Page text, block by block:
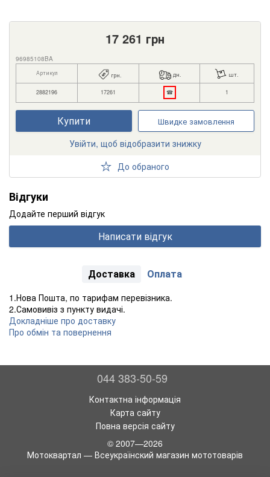
17 261 грн
96985108BA
Артикул грн. дн. шт.
2882196 17261 ☎ 1
Купити Швидке замовлення
Увійти, щоб відобразити знижку
До обраного
Відгуки
Додайте перший відгук
Написати відгук
Доставка Оплата
1.Нова Пошта, по тарифам перевізника.
2.Самовивіз з пункту видачі.
Докладніше про доставку
Про обмін та повернення
044 383-50-59
Контактна інформація
Карта сайту
Повна версія сайту
© 2007—2026
Мотоквартал — Всеукраїнский магазин мототоварів